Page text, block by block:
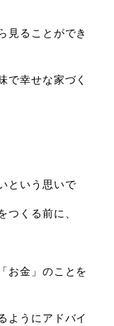
見ることができ
で幸せな家づく
という思いで
くる前に、
お金」のことを
ようにアドバイ